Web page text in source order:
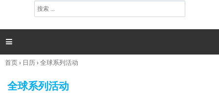
搜
索

你
这
首页› 日历›全球系列活动
全球系列活动